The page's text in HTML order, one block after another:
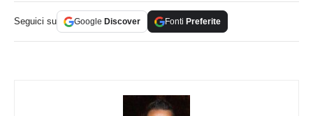
Seguici su Google Discover Fonti Preferite